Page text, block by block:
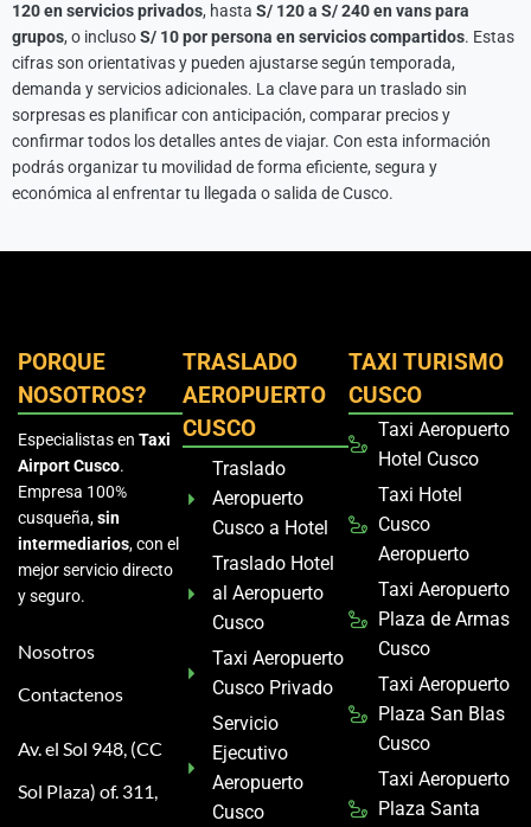
120 en servicios privados, hasta S/ 120 a S/ 240 en vans para
grupos, o inclusoS/ 10 por persona en servicios compartidos. Estas
cifras son orientativas y pueden ajustarse según temporada,
demanda y servicios adicionales. La clave para un traslado sin
sorpresas es planificar con anticipación, comparar precios y
confirmar todos los detalles antes de viajar. Con esta información
podrás organizar tu movilidad de forma eficiente, segura y
económica al enfrentar tu llegada o salida de Cusco.
PORQUE
NOSOTROS?
Especialistas en Taxi
Airport Cusco.
Empresa 100%
cusqueña,sin
intermediarios, con el
mejor servicio directo
y seguro.
Nosotros
Contactenos
Av. el Sol 948, (CC
Sol Plaza) of. 311,
TRASLADO
AEROPUERTO
CUSCO
Traslado
Aeropuerto
Cusco a Hotel
Traslado Hotel
al Aeropuerto
Cusco
Taxi Aeropuerto
Cusco Privado
Servicio
Ejecutivo
Aeropuerto
Cusco
TAXI TURISMO
CUSCO
Taxi Aeropuerto
Hotel Cusco
Taxi Hotel
Cusco
Aeropuerto
Taxi Aeropuerto
Plaza de Armas
Cusco
Taxi Aeropuerto
Plaza San Blas
Cusco
Taxi Aeropuerto
Plaza Santa